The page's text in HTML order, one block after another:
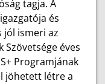
tagja. A
és
jól ismeri az
Szövetsége éves
Programjának
jöhetett létre a